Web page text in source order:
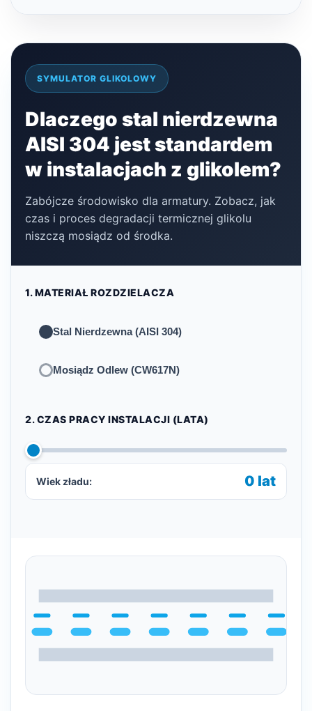
SYMULATOR GLIKOLOWY
Dlaczego stal nierdzewna
AISI 304 jest standardem
w instalacjach z glikolem?
Zabójcze środowisko dla armatury. Zobacz, jak
czas i proces degradacji termicznej glikolu
niszczą mosiądz od środka.
1. MATERIAŁ ROZDZIELACZA
Stal Nierdzewna (AISI 304)
Mosiądz Odlew (CW617N)
2. CZAS PRACY INSTALACJI (LATA)
Wiek zładu: 0 lat